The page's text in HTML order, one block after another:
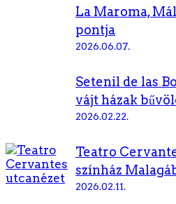
La Maroma,
pontja
2026.06.07.
Setenil de las
vájt házak
2026.02.22.
Teatro
színház
2026.02.11.